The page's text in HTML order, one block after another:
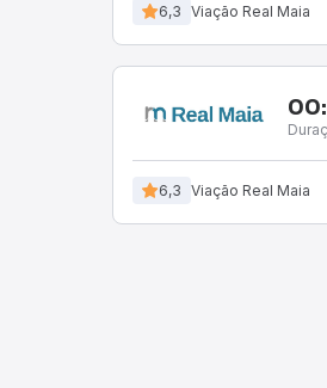
6,3 Viação Real Maia
6,3 Viação Real Maia